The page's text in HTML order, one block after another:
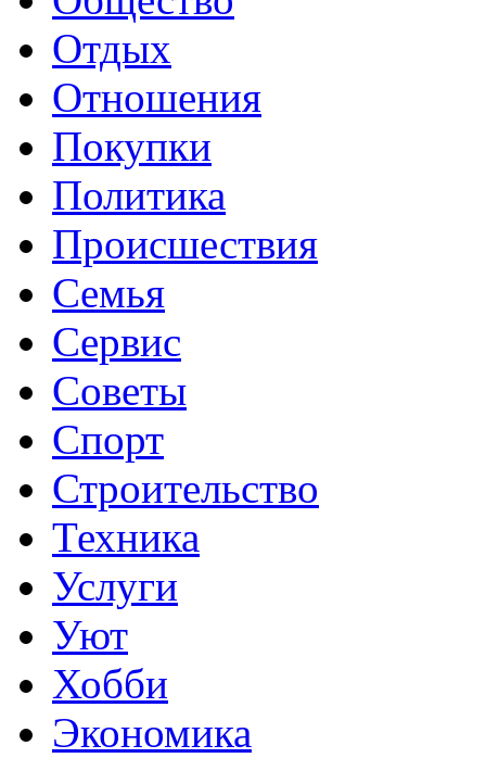
Отдых
Отношения
Покупки
Политика
Происшествия
Семья
Сервис
Советы
Спорт
Строительство
Техника
Услуги
Уют
Хобби
Экономика